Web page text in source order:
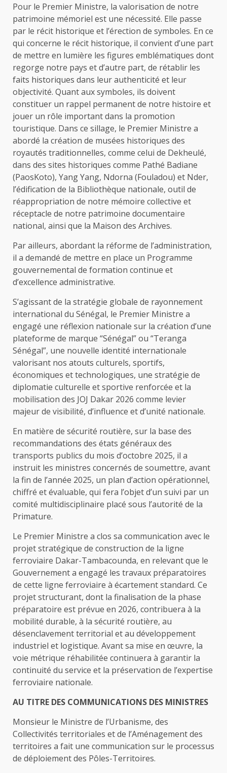
Pour le Premier Ministre, la valorisation de notre
patrimoine mémoriel est une nécessité. Elle passe
par le récit historique et l’érection de symboles. En ce
qui concerne le récit historique, il convient d’une part
de mettre en lumière les figures emblématiques dont
regorge notre pays et d’autre part, de rétablir les
faits historiques dans leur authenticité et leur
objectivité. Quant aux symboles, ils doivent
constituer un rappel permanent de notre histoire et
jouer un rôle important dans la promotion
touristique. Dans ce sillage, le Premier Ministre a
abordé la création de musées historiques des
royautés traditionnelles, comme celui de Dekheulé,
dans des sites historiques comme Pathé Badiane
(PaosKoto), Yang Yang, Ndorna (Fouladou) et Nder,
l’édification de la Bibliothèque nationale, outil de
réappropriation de notre mémoire collective et
réceptacle de notre patrimoine documentaire
national, ainsi que la Maison des Archives.
Par ailleurs, abordant la réforme de l’administration,
il a demandé de mettre en place un Programme
gouvernemental de formation continue et
d’excellence administrative.
S’agissant de la stratégie globale de rayonnement
international du Sénégal, le Premier Ministre a
engagé une réflexion nationale sur la création d’une
plateforme de marque “Sénégal” ou “Teranga
Sénégal”, une nouvelle identité internationale
valorisant nos atouts culturels, sportifs,
économiques et technologiques, une stratégie de
diplomatie culturelle et sportive renforcée et la
mobilisation des JOJ Dakar 2026 comme levier
majeur de visibilité, d’influence et d’unité nationale.
En matière de sécurité routière, sur la base des
recommandations des états généraux des
transports publics du mois d’octobre 2025, il a
instruit les ministres concernés de soumettre, avant
la fin de l’année 2025, un plan d’action opérationnel,
chiffré et évaluable, qui fera l’objet d’un suivi par un
comité multidisciplinaire placé sous l’autorité de la
Primature.
Le Premier Ministre a clos sa communication avec le
projet stratégique de construction de la ligne
ferroviaire Dakar-Tambacounda, en relevant que le
Gouvernement a engagé les travaux préparatoires
de cette ligne ferroviaire à écartement standard. Ce
projet structurant, dont la finalisation de la phase
préparatoire est prévue en 2026, contribuera à la
mobilité durable, à la sécurité routière, au
désenclavement territorial et au développement
industriel et logistique. Avant sa mise en œuvre, la
voie métrique réhabilitée continuera à garantir la
continuité du service et la préservation de l’expertise
ferroviaire nationale.
AU TITRE DES COMMUNICATIONS DES MINISTRES
Monsieur le Ministre de l’Urbanisme, des
Collectivités territoriales et de l’Aménagement des
territoires a fait une communication sur le processus
de déploiement des Pôles-Territoires.